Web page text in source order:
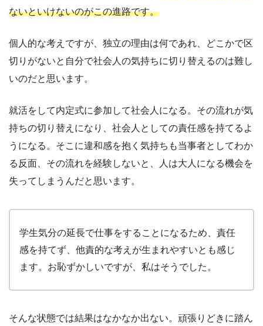
ないといけないのがこの進路です。
個人的な考えですが、独立の理由は何であれ、どこかで区
切りがないと自分で社会人の気持ちに切り替えるのは難し
いのだと思います。
就活をして内定式に参加して社会人になる。その流れが気
持ちの切り替えになり、社会人としての責任感を持てるよ
うになる。そこに違和感を抱く気持ちも当事者としてわか
る反面、その流れを経験しないと、人は大人になる機会を
失ってしまうんだと思います。
学生気分の延長で仕事をすることになるため、責任
感を持てず、他責的な考えが生まれやすいとも感じ
ます。お恥ずかしいですが、私はそうでした。
そんな状態では結果はなかなか出ない。頑張りどきに踏ん